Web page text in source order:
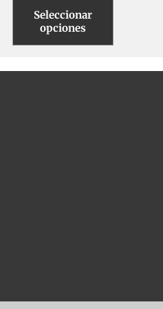
Seleccionar
opciones